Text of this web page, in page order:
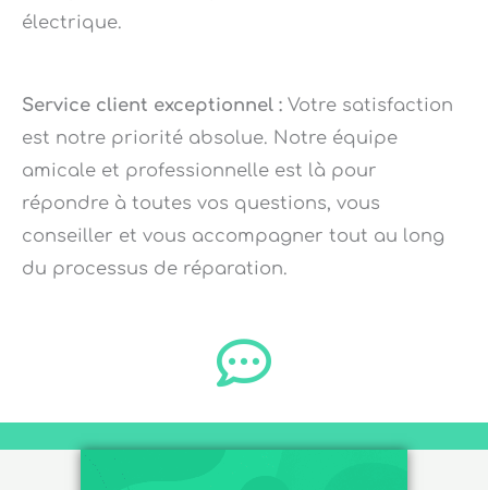
électrique.
Service client exceptionnel : Votre satisfaction
est notre priorité absolue. Notre équipe
amicale et professionnelle est là pour
répondre à toutes vos questions, vous
conseiller et vous accompagner tout au long
du processus de réparation.